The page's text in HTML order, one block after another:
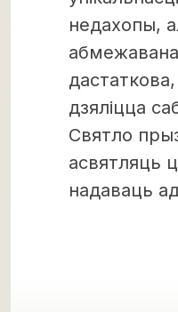
недахопы,
дзяліцца
Святло
асвятляць
надаваць